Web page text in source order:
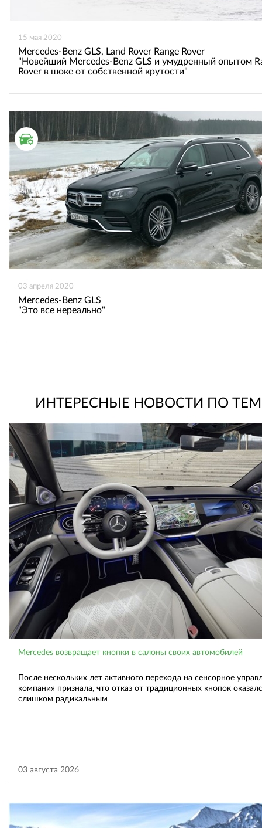
15 мая 2020
Mercedes-Benz GLS, Land Rover Range Rover
"Новейший Mercedes-Benz GLS и умудренный опытом
Rover в шоке от собственной крутости"
ТЕСТ ДРАЙВ
03 апреля 2020
Mercedes-Benz GLS
"Это все нереально"
ИНТЕРЕСНЫЕ НОВОСТИ ПО
Mercedes возвращает кнопки в салоны своих автомобилей
После нескольких лет активного перехода на сенсорное
компания признала, что отказ от традиционных кнопок
слишком радикальным
03 августа 2026